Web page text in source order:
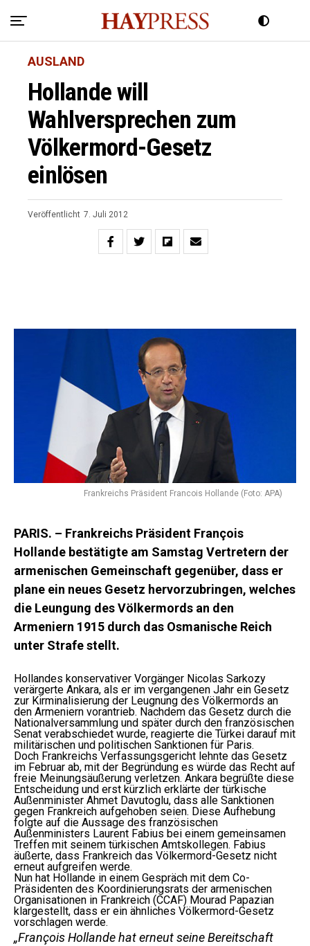
AUSLAND
Hollande will
Wahlversprechen zum
Völkermord-Gesetz
einlösen
Veröffentlicht 7. Juli 2012
Frankreichs Präsident Francois Hollande (Foto: APA)
PARIS. – Frankreichs Präsident François
Hollande bestätigte am Samstag Vertretern der
armenischen Gemeinschaft gegenüber, dass er
plane ein neues Gesetz hervorzubringen, welches
die Leungung des Völkermords an den
Armeniern 1915 durch das Osmanische Reich
unter Strafe stellt.
Hollandes konservativer Vorgänger Nicolas Sarkozy
verärgerte Ankara, als er im vergangenen Jahr ein Gesetz
zur Kirminalisierung der Leugnung des Völkermords an
den Armeniern vorantrieb. Nachdem das Gesetz durch die
Nationalversammlung und später durch den französischen
Senat verabschiedet wurde, reagierte die Türkei darauf mit
militärischen und politischen Sanktionen für Paris.
Doch Frankreichs Verfassungsgericht lehnte das Gesetz
im Februar ab, mit der Begründung es würde das Recht auf
freie Meinungsäußerung verletzen. Ankara begrüßte diese
Entscheidung und erst kürzlich erklärte der türkische
Außenminister Ahmet Davutoglu, dass alle Sanktionen
gegen Frankreich aufgehoben seien. Diese Aufhebung
folgte auf die Aussage des französischen
Außenministers Laurent Fabius bei einem gemeinsamen
Treffen mit seinem türkischen Amtskollegen. Fabius
äußerte, dass Frankreich das Völkermord-Gesetz nicht
erneut aufgreifen werde.
Nun hat Hollande in einem Gespräch mit dem Co-
Präsidenten des Koordinierungsrats der armenischen
Organisationen in Frankreich (CCAF) Mourad Papazian
klargestellt, dass er ein ähnliches Völkermord-Gesetz
vorschlagen werde.
„François Hollande hat erneut seine Bereitschaft